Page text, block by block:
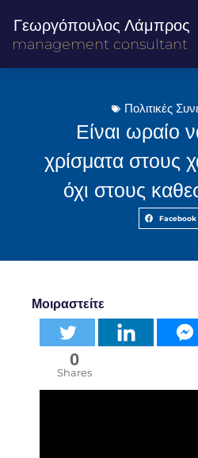
Γεωργόπουλος Λάμπρος
management consultant
Πολιτικές
Είναι ωραίο
χρίσματα στους
όχι στους
Facebook
Μοιραστείτε
0
Shares